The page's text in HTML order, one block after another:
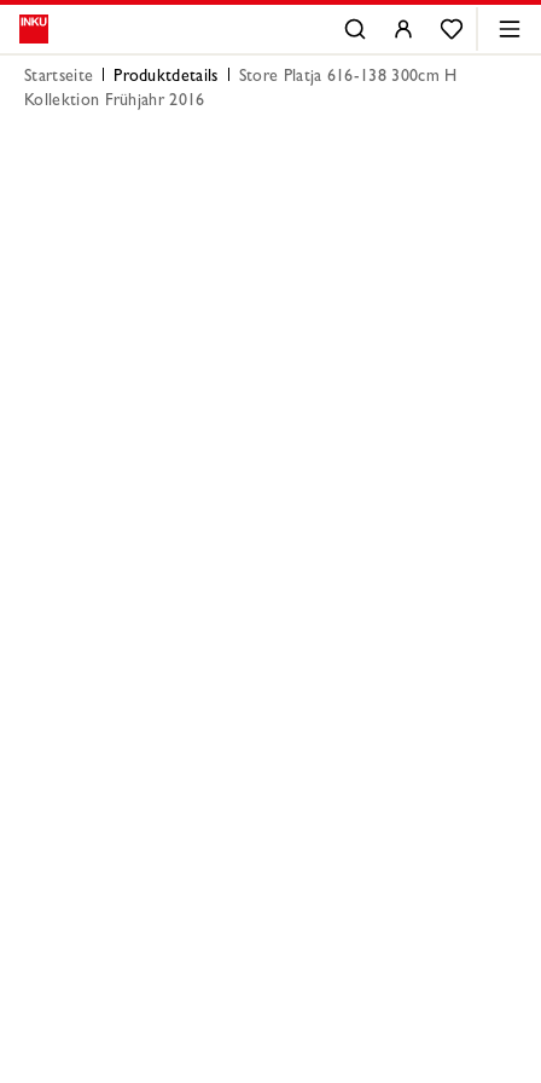
Startseite Produktdetails
Store Platja 616-138 300cm H
Kollektion Frühjahr 2016